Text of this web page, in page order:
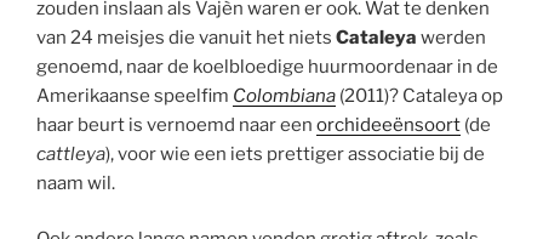
zouden inslaan als Vajèn waren er ook. Wat te denken
van 24 meisjes die vanuit het niets Cataleya werden
genoemd, naar de koelbloedige huurmoordenaar in de
Amerikaanse speelfim Colombiana (2011)? Cataleya op
haar beurt is vernoemd naar een orchideeënsoort (de
cattleya), voor wie een iets prettiger associatie bij de
naam wil.